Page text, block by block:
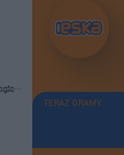
TERAZ GRAMY